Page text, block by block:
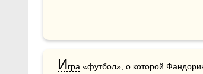
Игра «футбол», о которой